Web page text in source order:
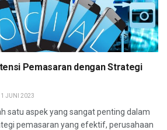
Pemasaran dengan Strategi
1 JUNI 2023
satu aspek yang sangat penting dalam
pemasaran yang efektif, perusahaan